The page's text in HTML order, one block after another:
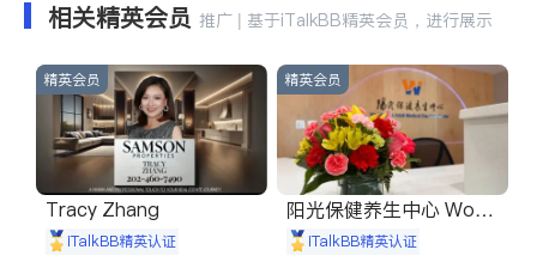
相关精英会员 推广 | 基于iTalkBB精英会员，进行展示
精英会员
Tracy Zhang
iTalkBB精英认证
精英会员
阳光保健养生中心 World
shine
iTalkBB精英认证